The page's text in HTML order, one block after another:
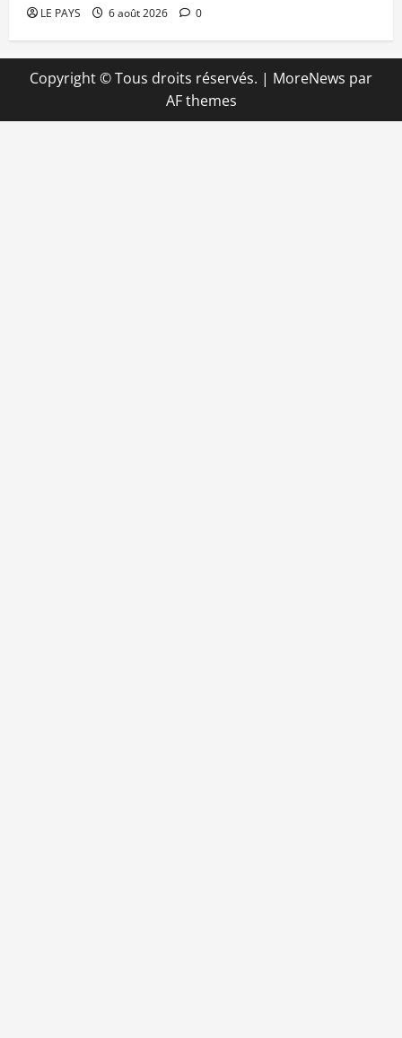
LE PAYS 6 août 2026 0
Copyright © Tous droits réservés. | MoreNews par
AF themes